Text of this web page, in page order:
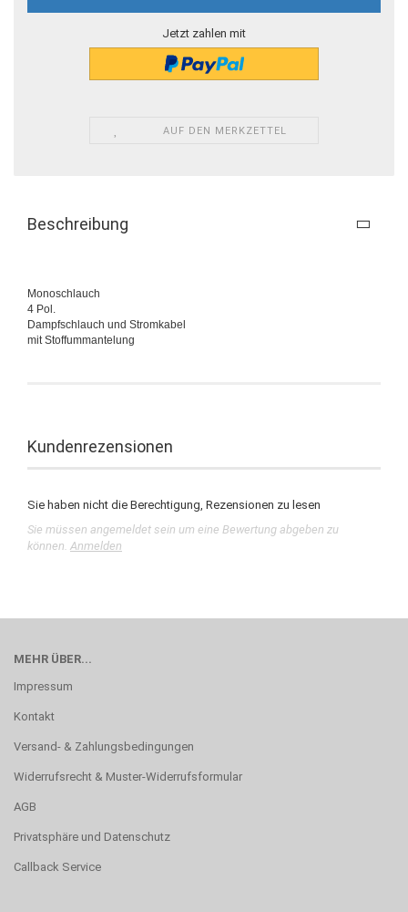
Jetzt zahlen mit
AUF DEN MERKZETTEL
Beschreibung
Monoschlauch
4 Pol.
Dampfschlauch und Stromkabel
mit Stoffummantelung
Kundenrezensionen
Sie haben nicht die Berechtigung, Rezensionen zu lesen
Sie müssen angemeldet sein um eine Bewertung abgeben zu
können. Anmelden
MEHR ÜBER...
Impressum
Kontakt
Versand- & Zahlungsbedingungen
Widerrufsrecht & Muster-Widerrufsformular
AGB
Privatsphäre und Datenschutz
Callback Service